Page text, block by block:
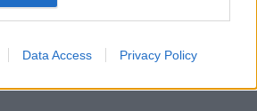
Data Access Privacy Policy